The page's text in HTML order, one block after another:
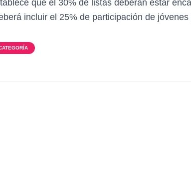
que el 30% de listas deberán estar
incluir el 25% de participación de